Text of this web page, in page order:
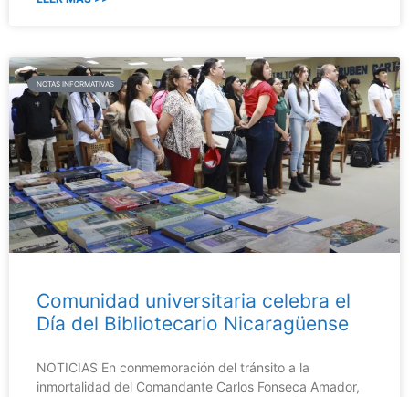
NOTAS INFORMATIVAS
Comunidad universitaria celebra el
Día del Bibliotecario Nicaragüense
NOTICIAS En conmemoración del tránsito a la
inmortalidad del Comandante Carlos Fonseca Amador,